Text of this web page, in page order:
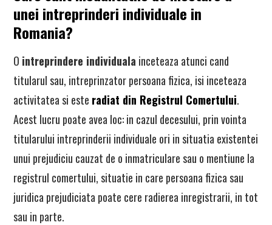
unei intreprinderi individuale in
Romania?
O intreprindere individuala inceteaza atunci cand
titularul sau, intreprinzator persoana fizica, isi inceteaza
activitatea si este radiat din Registrul Comertului.
Acest lucru poate avea loc: in cazul decesului, prin vointa
titularului intreprinderii individuale ori in situatia existentei
unui prejudiciu cauzat de o inmatriculare sau o mentiune la
registrul comertului, situatie in care persoana fizica sau
juridica prejudiciata poate cere radierea inregistrarii, in tot
sau in parte.